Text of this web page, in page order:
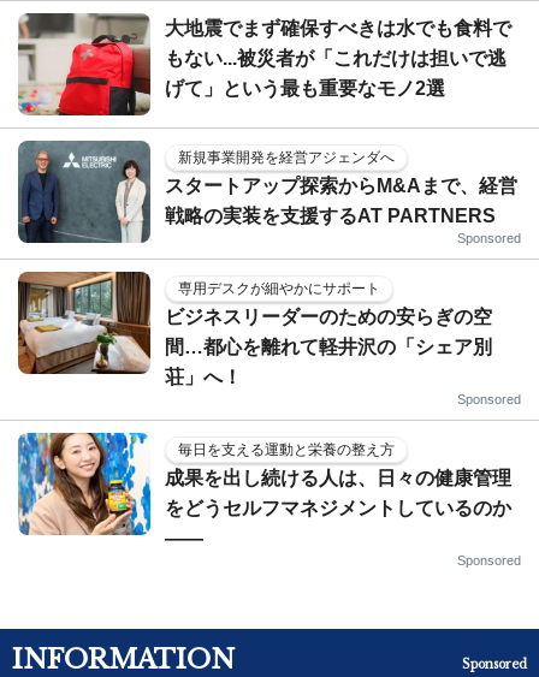
大地震でまず確保すべきは水でも食料で
もない...被災者が「これだけは担いで逃
げて」という最も重要なモノ2選
新規事業開発を経営アジェンダへ
スタートアップ探索からM&Aまで、経営
戦略の実装を支援するAT PARTNERS
Sponsored
専用デスクが細やかにサポート
ビジネスリーダーのための安らぎの空
間…都心を離れて軽井沢の「シェア別
荘」へ！
Sponsored
毎日を支える運動と栄養の整え方
成果を出し続ける人は、日々の健康管理
をどうセルフマネジメントしているのか
——
Sponsored
INFORMATION Sponsored